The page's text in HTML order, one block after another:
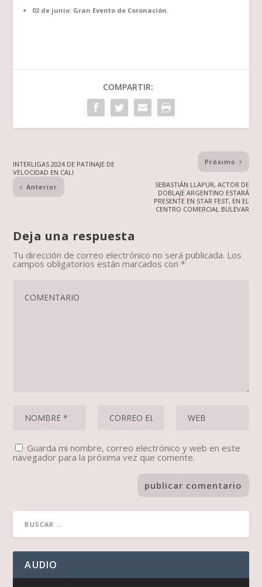
02 de junio: Gran Evento de Coronación.
COMPARTIR:
INTERLIGAS 2024 DE PATINAJE DE
VELOCIDAD EN CALI
Anterior
Próximo
SEBASTIÁN LLAPUR, ACTOR DE
DOBLAJE ARGENTINO ESTARÁ
PRESENTE EN STAR FEST, EN EL
CENTRO COMERCIAL BULEVAR
Deja una respuesta
Tu dirección de correo electrónico no será publicada. Los
campos obligatorios están marcados con*
Guarda mi nombre, correo electrónico y web en este
navegador para la próxima vez que comente.
AUDIO